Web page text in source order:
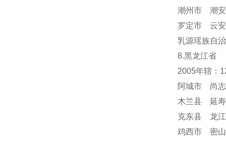
潮州市 潮
罗定市 云
乳源瑶族自
8.黑龙江省
2005年辖：
阿城市 尚
木兰县 延
克东县 龙
鸡西市 密